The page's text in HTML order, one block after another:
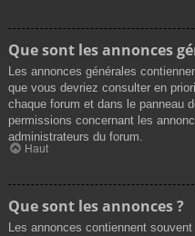
Que sont les annonces
Les annonces générales
que vous devriez consulter en
chaque forum et dans le panneau
permissions concernant les
administrateurs du forum.
Haut
Que sont les annonces ?
Les annonces contiennent